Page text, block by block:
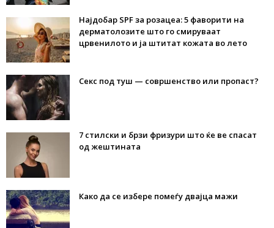
Најдобар SPF за розацеа: 5 фаворити на
дерматолозите што го смируваат
црвенилото и ја штитат кожата во лето
Секс под туш — совршенство или пропаст?
7 стилски и брзи фризури што ќе ве спасат
од жештината
Како да се избере помеѓу двајца мажи